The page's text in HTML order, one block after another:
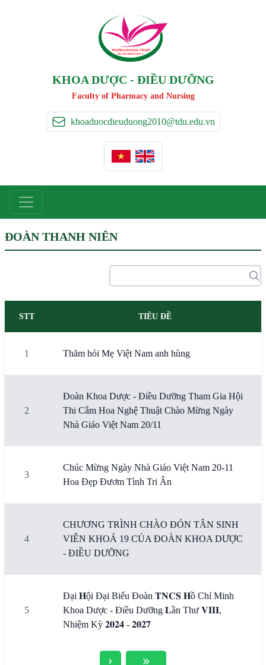
TRƯỜNG ĐẠI HỌC TÂY ĐÔ
TAY DO UNIVERSIT Y
KHOA DƯỢC - ĐIỀU DƯỠNG
Faculty of Pharmacy and Nursing
khoaduocdieuduong2010@tdu.edu.vn
ĐOÀN THANH NIÊN
STT TIÊU ĐỀ
1 Thăm hỏi Mẹ Việt Nam anh hùng
2
Đoàn Khoa Dược - Điều Dưỡng Tham Gia Hội
Thi Cắm Hoa Nghệ Thuật Chào Mừng Ngày
Nhà Giáo Việt Nam 20/11
3
Chúc Mừng Ngày Nhà Giáo Việt Nam 20-11
Hoa Đẹp Đươm Tình Tri Ân
4
CHƯƠNG TRÌNH CHÀO ĐÓN TÂN SINH
VIÊN KHOÁ 19 CỦA ĐOÀN KHOA DƯỢC
- ĐIỀU DƯỠNG
5
Đại 𝐇ội Đại Biểu Đoàn 𝐓𝐍𝐂𝐒 𝐇ồ Chí Minh
Khoa Dược - Điều Dưỡng 𝐋ần Thư 𝐕𝐈𝐈𝐈,
Nhiệm Kỳ 𝟐𝟎𝟐𝟒 - 𝟐𝟎𝟐𝟕